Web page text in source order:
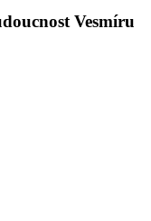
Vesmíru